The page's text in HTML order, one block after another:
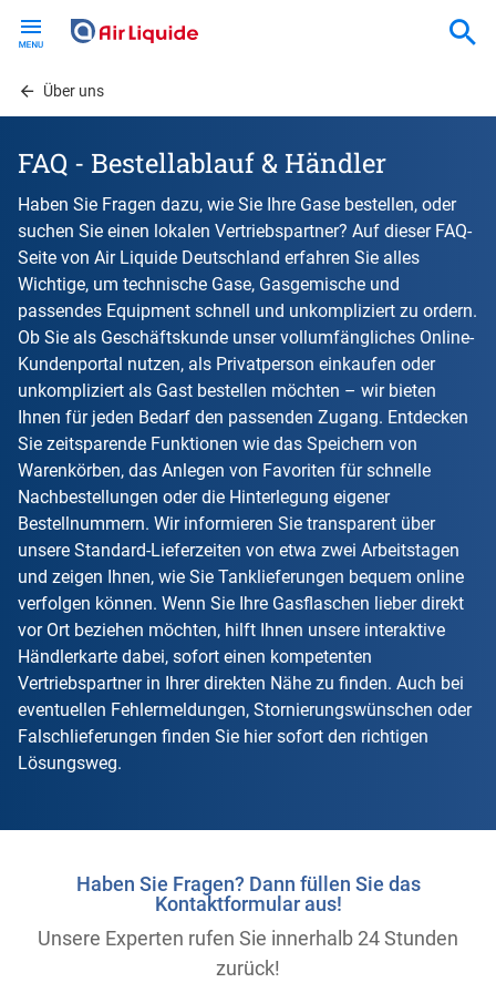
contentÜber uns
FAQ - Bestellablauf & Händler
Haben Sie Fragen dazu, wie Sie Ihre Gase bestellen, oder
suchen Sie einen lokalen Vertriebspartner? Auf dieser FAQ-
Seite von Air Liquide Deutschland erfahren Sie alles
Wichtige, um technische Gase, Gasgemische und
passendes Equipment schnell und unkompliziert zu ordern.
Ob Sie als Geschäftskunde unser vollumfängliches Online-
Kundenportal nutzen, als Privatperson einkaufen oder
unkompliziert als Gast bestellen möchten – wir bieten
Ihnen für jeden Bedarf den passenden Zugang. Entdecken
Sie zeitsparende Funktionen wie das Speichern von
Warenkörben, das Anlegen von Favoriten für schnelle
Nachbestellungen oder die Hinterlegung eigener
Bestellnummern. Wir informieren Sie transparent über
unsere Standard-Lieferzeiten von etwa zwei Arbeitstagen
und zeigen Ihnen, wie Sie Tanklieferungen bequem online
verfolgen können. Wenn Sie Ihre Gasflaschen lieber direkt
vor Ort beziehen möchten, hilft Ihnen unsere interaktive
Händlerkarte dabei, sofort einen kompetenten
Vertriebspartner in Ihrer direkten Nähe zu finden. Auch bei
eventuellen Fehlermeldungen, Stornierungswünschen oder
Falschlieferungen finden Sie hier sofort den richtigen
Lösungsweg.
Haben Sie Fragen? Dann füllen Sie das
Kontaktformular aus!
Unsere Experten rufen Sie innerhalb 24 Stunden
zurück!